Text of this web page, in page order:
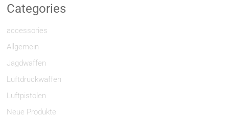
Categories
accessories
Allgemein
Jagdwaffen
Luftdruckwaffen
Luftpistolen
Neue Produkte